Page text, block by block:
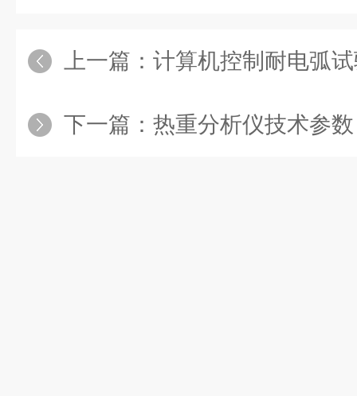
上一篇： 计算机控制耐电弧
下一篇： 热重分析仪技术参数